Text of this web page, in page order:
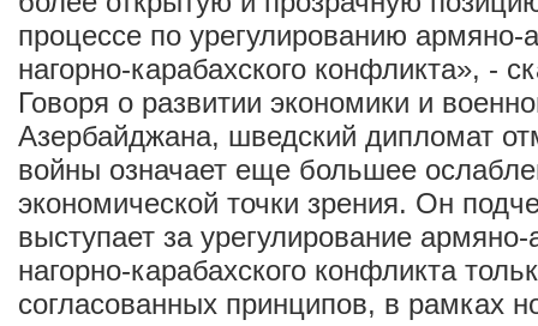
процессе по урегулированию армяно-
нагорно-карабахского конфликта», -
Говоря о развитии экономики и
Азербайджана, шведский дипломат
войны означает еще большее
экономической точки зрения. Он
выступает за урегулирование
нагорно-карабахского конфликта
согласованных принципов, в рамках